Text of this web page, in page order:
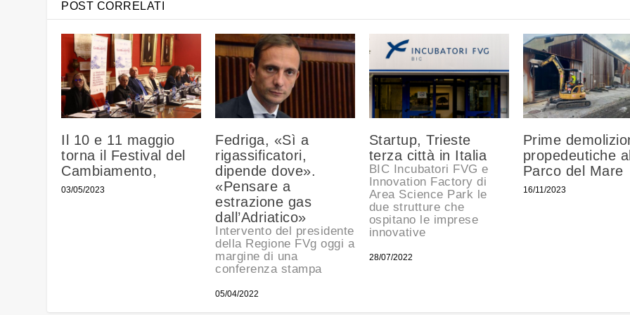
POST CORRELATI
Il 10 e 11 maggio
torna il Festival del
Cambiamento,
03/05/2023
Fedriga, «Sì a
rigassificatori,
dipende dove».
«Pensare a
estrazione gas
dall’Adriatico»
Intervento del presidente
della Regione FVg oggi a
margine di una
conferenza stampa
05/04/2022
Startup, Trieste
terza città in Italia
BIC Incubatori FVG e
Innovation Factory di
Area Science Park le
due strutture che
ospitano le imprese
innovative
28/07/2022
Prime
propedeutiche
Parco del Mare
16/11/2023